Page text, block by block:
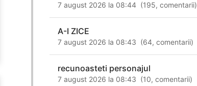
7 august 2026 la 08:44 (195,comentarii)
A-I ZICE
7 august 2026 la 08:43 (64,comentarii)
recunoasteti personajul
7 august 2026 la 08:43 (10,comentarii)